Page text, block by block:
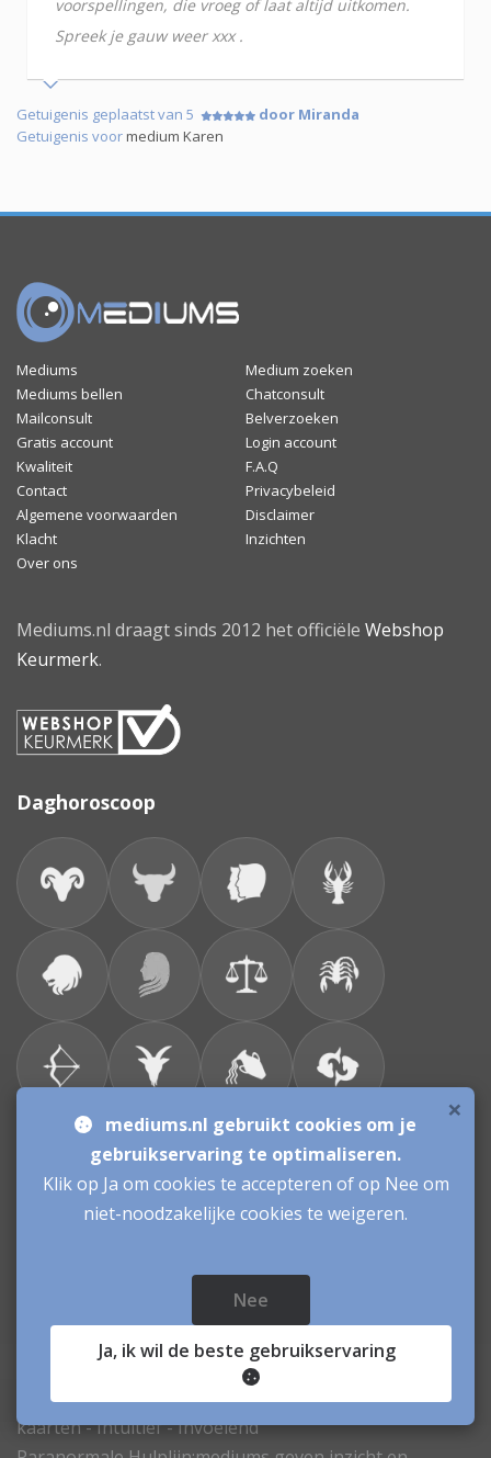
voorspellingen, die vroeg of laat altijd uitkomen.
Spreek je gauw weer xxx .
Getuigenis geplaatst van 5
door Miranda
Getuigenis voormedium Karen
Mediums
Medium zoeken
Mediums bellen
Chatconsult
Mailconsult
Belverzoeken
Gratis account
Login account
Kwaliteit
F.A.Q
Contact
Privacybeleid
Algemene voorwaarden
Disclaimer
Klacht
Inzichten
Over ons
Mediums.nl draagt sinds 2012 het officiële Webshop
Keurmerk.
Daghoroscoop
Bronnen & sitemap
Mediums.nl
© sinds 2006 - 2026
- mediums Nederland - medium Karen: Lenormand
kaarten - Intuitief - Invoelend
×
mediums.nl gebruikt cookies om je
gebruikservaring te optimaliseren.
Klik op Ja om cookies te accepteren of op Nee om
niet-noodzakelijke cookies te weigeren.
Nee
Ja, ik wil de beste gebruikservaring